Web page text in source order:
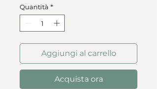
Quantità *
Aggiungi al carrello
Acquista ora